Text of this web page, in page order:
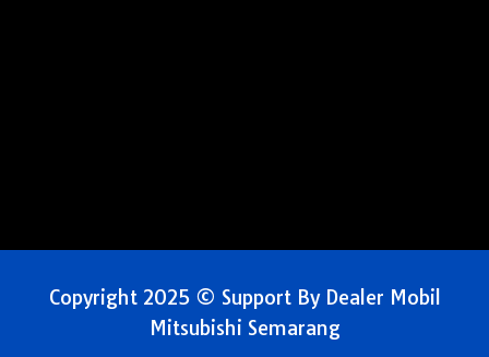
Copyright 2025 © Support By Dealer Mobil
Mitsubishi Semarang